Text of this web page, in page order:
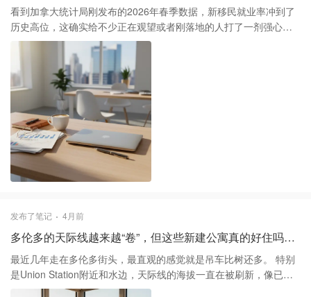
近确实抓违章抓得更严了。去年开出的罚单增加了20%以上，尤其
是针对闯红灯和反光板缺失的行为。对于我们华人社区的朋友来
说，比起担心还没落地的注册费，眼下更现实的是检查一下自己的
安全装备是否达标。 总的来说，自行车注册费目前更多是处于“民间
热议”和“政治拉锯”阶段。蒙特利尔想要维持全球骑行领先地位，大
概率不会轻易走收费这步棋。但城市管理对骑行者的要求确实在变
高，与其纠结那几十块钱的潜在收费，不如先把路权意识和装备升
个级，毕竟在蒙特利尔的马路上，安全才是最贵的成本。
看到加拿大统计局刚发布的2026年春季数据，新移民就业率冲到了
历史高位，这确实给不少正在观望或者刚落地的人打了一剂强心
针。但这背后的逻辑其实很值得拆解，并不是简单的“遍地是黄金”，
更多的是劳动力结构性短缺和政策强力干预后的结果。随着2025年
一系列移民配额的调整和人口增长的放缓，存量劳动力成了市场的
香饽饽，尤其是在医疗护理、建筑施工和蓝领技术贸易领域，用人
荒已经到了不得不倒逼雇主降低门槛的程度。 这里特别值得关注的
是BC省《国际学历认证法》在去年全面落地后的连锁反应。以前最
让新移民头疼的“加拿大工作经验”潜规则，在法律层面被正式破除，
这让很多拥有海外背景的工程师和医疗专业人士能更快地回归本
行，而不是在生存岗位上长期“蹉跎”。不过说实话，数据里的高就业
率也包含了不少零工经济的成分。如果你仔细看报告就会发现，新
型就业”虽然撑起了数据，但对于个人的长期职业规划来说，其实潜
藏着不小的职业天花板风险。 最后想提醒大家，在关注这种宏观利
好的同时，一定要保持冷峻的判断力。现在市场对“对口人才”的渴求
远大于“通用人才”，与其在一个热门城市海投简历，不如精准研究一
下像阿尔伯塔省或大西洋省份这些劳动力极度匮乏地区的定向需
求，有时候地理上的退一步，反而是职业生涯跨越的一大步。
发布了笔记 4月前
多伦多的天际线越来越“卷”，但这些新建公寓真的好住吗？ 🏙️
最近几年走在多伦多街头，最直观的感觉就是吊车比树还多。 特别
是Union Station附近和水边，天际线的海拔一直在被刷新，像已经
突破100层的SkyTower，还有那个每次路过都忍不住多看两眼的